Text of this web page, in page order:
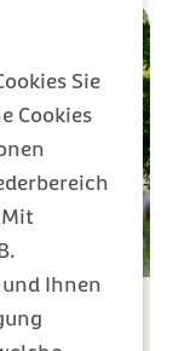
Sie
Cookies
Mit
Ihnen
und
für